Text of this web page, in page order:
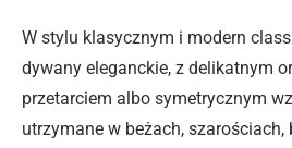
W stylu klasycznym i modern
dywany eleganckie, z delikatnym
przetarciem albo symetrycznym
utrzymane w beżach, szarościach,